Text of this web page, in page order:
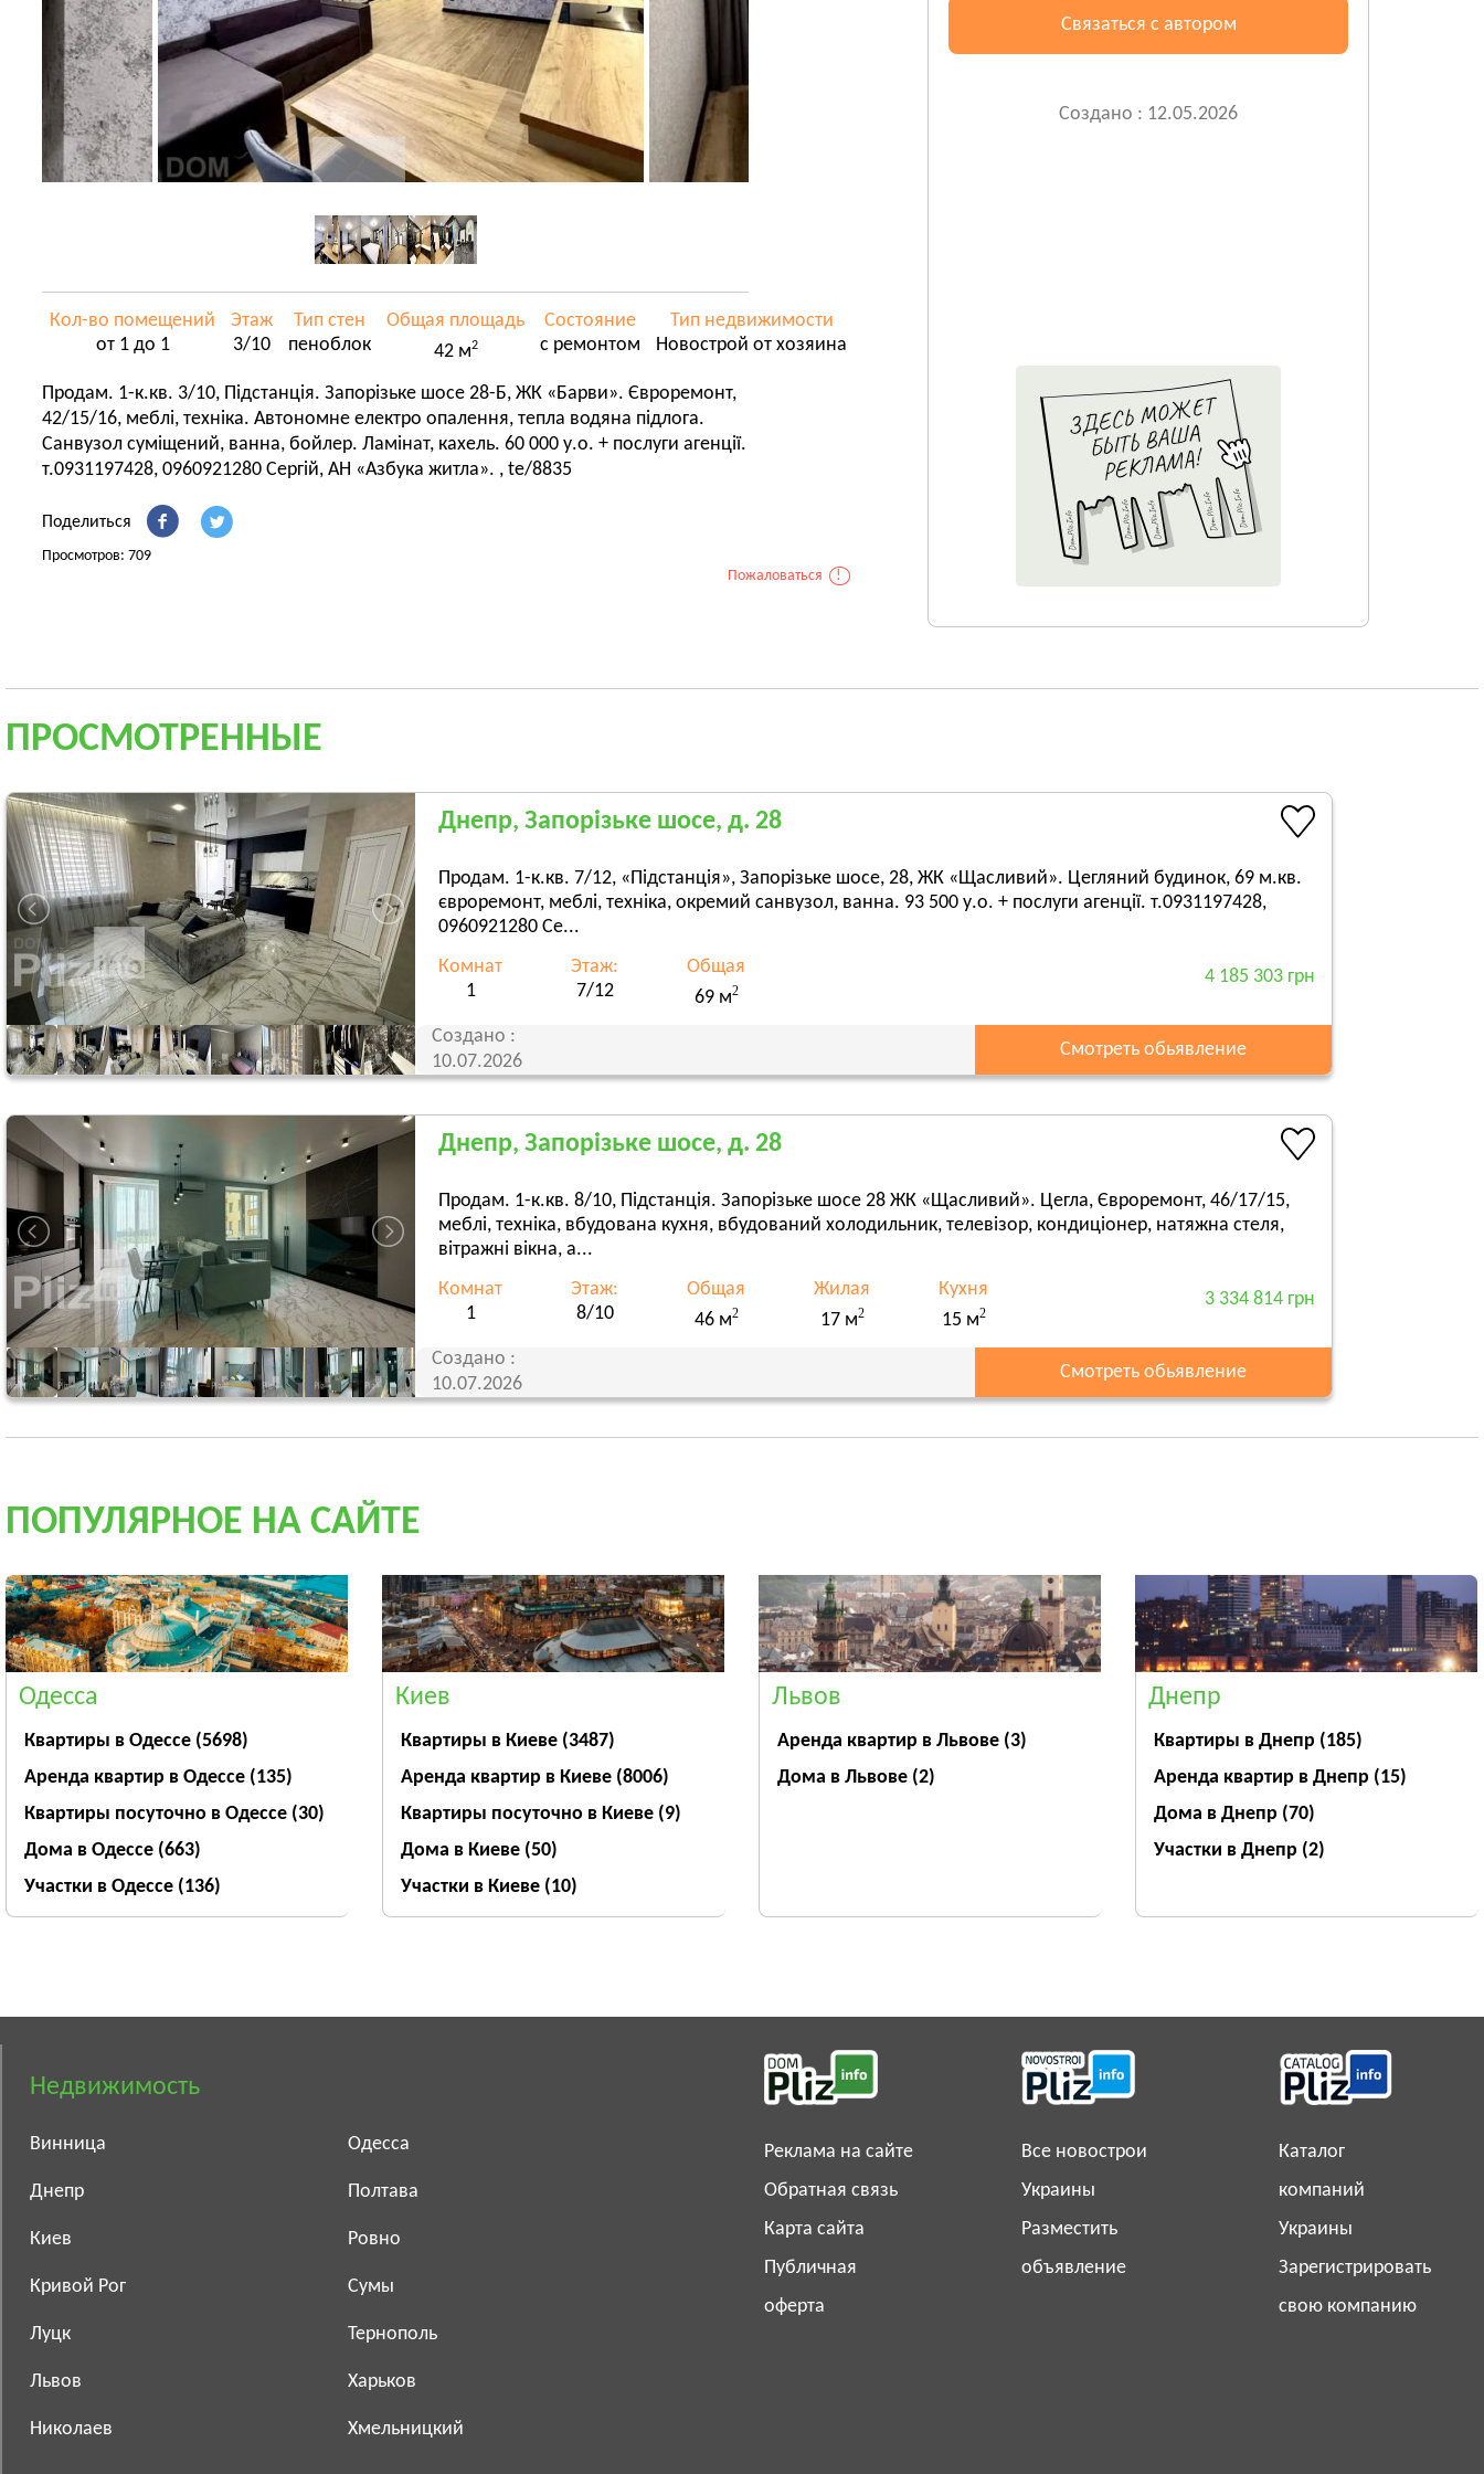
Кол-во помещений
от 1 до 1
Этаж
3/10
Тип стен
пеноблок
Общая площадь
42 м2
Состояние
с ремонтом
Тип недвижимости
Новострой от хозяина
Продам. 1-к.кв. 3/10, Підстанція. Запорізьке шосе 28-Б, ЖК «Барви». Євроремонт,
42/15/16, меблі, техніка. Автономне електро опалення, тепла водяна підлога.
Санвузол суміщений, ванна, бойлер. Ламінат, кахель. 60 000 у.о. + послуги агенції.
т.0931197428, 0960921280 Сергій, АН «Азбука житла». , te/8835
Поделиться
Просмотров: 709
Пожаловаться
!
Связаться с автором
Создано : 12.05.2026
ПРОСМОТРЕННЫЕ
Днепр, Запорізьке шосе, д. 28
Продам. 1-к.кв. 7/12, «Підстанція», Запорізьке шосе, 28, ЖК «Щасливий». Цегляний будинок, 69 м.кв.
євроремонт, меблі, техніка, окремий санвузол, ванна. 93 500 у.о. + послуги агенції. т.0931197428,
0960921280 Се...
Комнат
1
Этаж:
7/12
Общая
69 м2
4 185 303 грн
Создано :
10.07.2026
Смотреть обьявление
Днепр, Запорізьке шосе, д. 28
Продам. 1-к.кв. 8/10, Підстанція. Запорізьке шосе 28 ЖК «Щасливий». Цегла, Євроремонт, 46/17/15,
меблі, техніка, вбудована кухня, вбудований холодильник, телевізор, кондиціонер, натяжна стеля,
вітражні вікна, а...
Комнат
1
Этаж:
8/10
Общая
46 м2
Жилая
17 м2
Кухня
15 м2
3 334 814 грн
Создано :
10.07.2026
Смотреть обьявление
ПОПУЛЯРНОЕ НА САЙТЕ
Одесса
Квартиры в Одессе (5698)
Аренда квартир в Одессе (135)
Квартиры посуточно в Одессе (30)
Дома в Одессе (663)
Участки в Одессе (136)
Киев
Квартиры в Киеве (3487)
Аренда квартир в Киеве (8006)
Квартиры посуточно в Киеве (9)
Дома в Киеве (50)
Участки в Киеве (10)
Львов
Аренда квартир в Львове (3)
Дома в Львове (2)
Днепр
Квартиры в Днепр (185)
Аренда квартир в Днепр (15)
Дома в Днепр (70)
Участки в Днепр (2)
Недвижимость
Винница
Днепр
Киев
Кривой Рог
Луцк
Львов
Николаев
Одесса
Полтава
Ровно
Сумы
Тернополь
Харьков
Хмельницкий
Реклама на сайте
Обратная связь
Карта сайта
Публичная
оферта
Все новострои
Украины
Разместить
объявление
Каталог
компаний
Украины
Зарегистрировать
свою компанию